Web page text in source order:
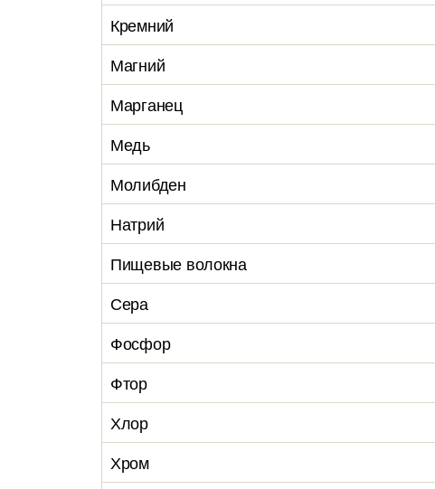
Кремний
Магний
Марганец
Медь
Молибден
Натрий
Пищевые волокна
Сера
Фосфор
Фтор
Хлор
Хром